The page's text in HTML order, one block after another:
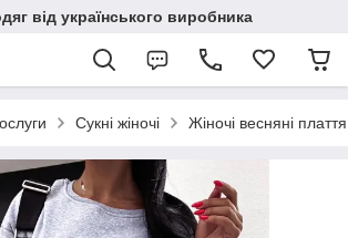
від українського виробника
Сукні жіночі Жіночі весняні плаття